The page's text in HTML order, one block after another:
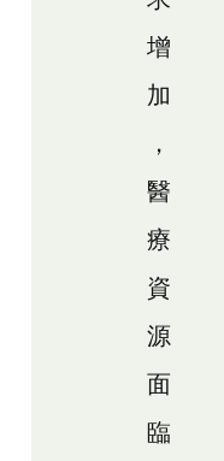
增
加
，
醫
療
資
源
面
臨